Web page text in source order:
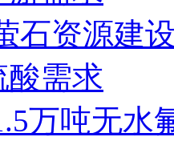
石资源建
酸需求
万吨无